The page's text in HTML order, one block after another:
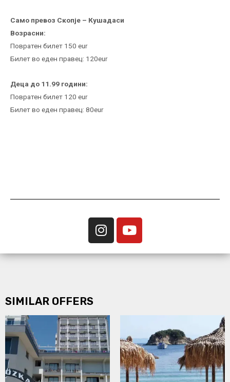
Само превоз Скопје – Кушадаси
Возрасни:
Повратен билет 150 eur
Билет во еден правец: 120eur
Деца до 11.99 години:
Повратен билет 120 eur
Билет во еден правец: 80eur
SIMILAR OFFERS